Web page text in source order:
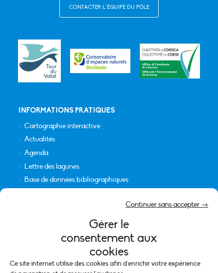
Gérer le
consentement aux
cookies
Ce site internet utilise des cookies afin d'enrichir votre expérience
Continuer sans accepter →
CONTACTER L’ÉQUIPE DU PÔLE
INFORMATIONS PRATIQUES
Cartographie interactive
Actualités
Agenda
Lettre des lagunes
Base de données bibliographiques
Mentions légales
Politique de cookies (UE)